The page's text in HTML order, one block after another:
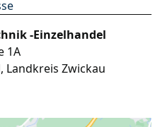
-Einzelhandel
1A
, Landkreis Zwickau